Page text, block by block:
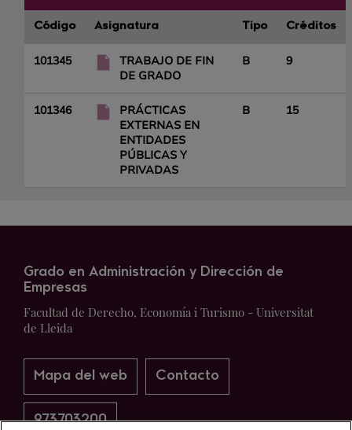
Código Asignatura Tipo Créditos
101345
TRABAJO DE FIN
DE GRADO
B 9
101346
PRÁCTICAS
EXTERNAS EN
ENTIDADES
PÚBLICAS Y
PRIVADAS
B 15
Grado en Administración y Dirección de
Empresas
Facultad de Derecho, Economía i Turismo - Universitat
de Lleida
Mapa del web Contacto
973703200